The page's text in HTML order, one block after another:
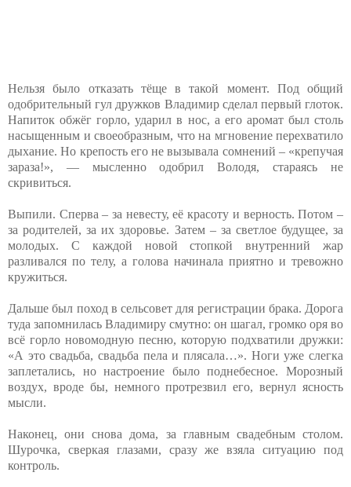
Нельзя было отказать тёще в такой момент. Под общий
одобрительный гул дружков Владимир сделал первый глоток.
Напиток обжёг горло, ударил в нос, а его аромат был столь
насыщенным и своеобразным, что на мгновение перехватило
дыхание. Но крепость его не вызывала сомнений – «крепучая
зараза!», — мысленно одобрил Володя, стараясь не
скривиться.
Выпили. Сперва – за невесту, её красоту и верность. Потом –
за родителей, за их здоровье. Затем – за светлое будущее, за
молодых. С каждой новой стопкой внутренний жар
разливался по телу, а голова начинала приятно и тревожно
кружиться.
Дальше был поход в сельсовет для регистрации брака. Дорога
туда запомнилась Владимиру смутно: он шагал, громко оря во
всё горло новомодную песню, которую подхватили дружки:
«А это свадьба, свадьба пела и плясала…». Ноги уже слегка
заплетались, но настроение было поднебесное. Морозный
воздух, вроде бы, немного протрезвил его, вернул ясность
мысли.
Наконец, они снова дома, за главным свадебным столом.
Шурочка, сверкая глазами, сразу же взяла ситуацию под
контроль.